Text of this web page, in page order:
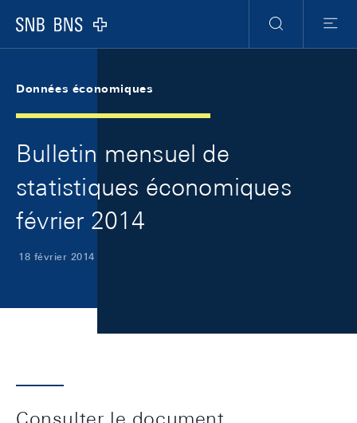
Logo
RechercheMenu
Données économiques
Bulletin mensuel de
statistiques économiques
février 2014
18 février 2014
Consulter le document